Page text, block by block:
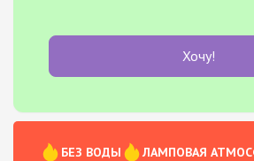
Хочу!
БЕЗ ВОДЫ
ЛАМПОВАЯ